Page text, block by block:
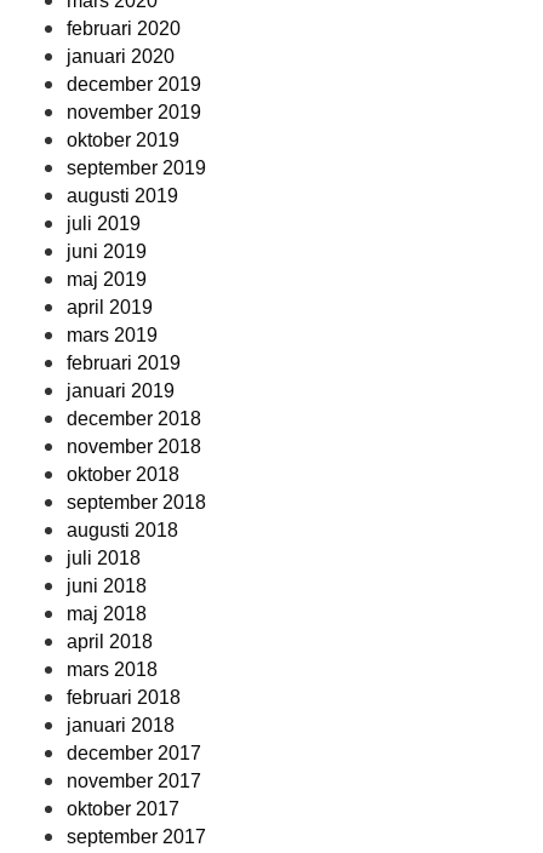
februari 2020
januari 2020
december 2019
november 2019
oktober 2019
september 2019
augusti 2019
juli 2019
juni 2019
maj 2019
april 2019
mars 2019
februari 2019
januari 2019
december 2018
november 2018
oktober 2018
september 2018
augusti 2018
juli 2018
juni 2018
maj 2018
april 2018
mars 2018
februari 2018
januari 2018
december 2017
november 2017
oktober 2017
september 2017